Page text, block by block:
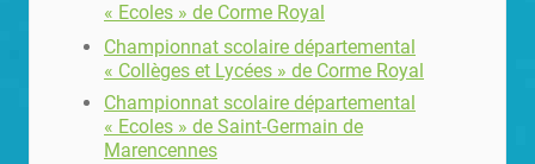
« Ecoles » de Corme Royal
Championnat scolaire départemental
« Collèges et Lycées » de Corme Royal
Championnat scolaire départemental
« Ecoles » de Saint-Germain de
Marencennes